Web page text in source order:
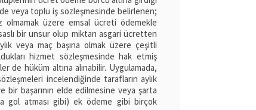
veya toplu iş sözleşmesinde belirlenen;
üzere emsal ücreti ödemekle
bir unsur olup miktarı asgari ücretten
veya maç başına olmak üzere çeşitli
hizmet sözleşmesinde hak etmiş
de hüküm altına alınabilir. Uygulamada,
incelendiğinde tarafların aylık
başarının elde edilmesine veya şarta
gol atması gibi) ek ödeme gibi birçok